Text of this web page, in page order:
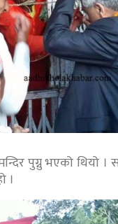
पुग्नु भएको
।